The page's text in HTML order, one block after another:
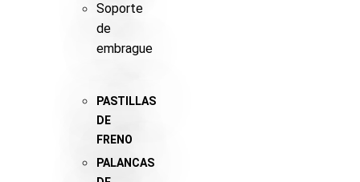
Soporte
de
embrague
PASTILLAS
DE
FRENO
PALANCAS